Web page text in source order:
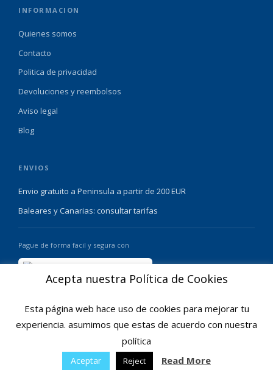
INFORMACION
Quienes somos
Contacto
Politica de privacidad
Devoluciones y reembolsos
Aviso legal
Blog
ENVIOS
Envio gratuito a Peninsula a partir de 200 EUR
Baleares y Canarias: consultar tarifas
Pague de forma facil y segura con
© 2025 Ofertas Ortopedia · Todos los derechos reservados · Tarragona,
Espana
Acepta nuestra Política de Cookies
Esta página web hace uso de cookies para mejorar tu
experiencia. asumimos que estas de acuerdo con nuestra
política
Aceptar Reject Read More